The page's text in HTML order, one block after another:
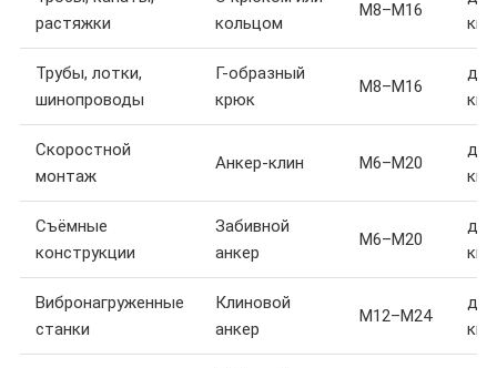
растяжки
кольцом
M8–M16
кг
Трубы, лотки,
шинопроводы
Г-образный
крюк
M8–M16
до
кг
Скоростной
монтаж
Анкер-клин M6–M20
до
кг
Съёмные
конструкции
Забивной
анкер
M6–M20
до
кг
Вибронагруженные
станки
Клиновой
анкер
M12–M24
до
кг